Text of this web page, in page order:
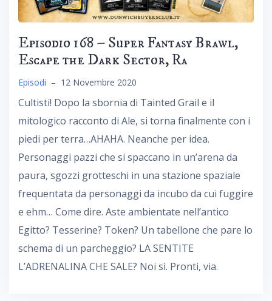
Episodio 168 – Super Fantasy Brawl,
Escape the Dark Sector, Ra
Episodi – 12 Novembre 2020
Cultisti! Dopo la sbornia di Tainted Grail e il
mitologico racconto di Ale, si torna finalmente con i
piedi per terra…AHAHA. Neanche per idea.
Personaggi pazzi che si spaccano in un’arena da
paura, sgozzi grotteschi in una stazione spaziale
frequentata da personaggi da incubo da cui fuggire
e ehm… Come dire. Aste ambientate nell’antico
Egitto? Tesserine? Token? Un tabellone che pare lo
schema di un parcheggio? LA SENTITE
L’ADRENALINA CHE SALE? Noi sì. Pronti, via.